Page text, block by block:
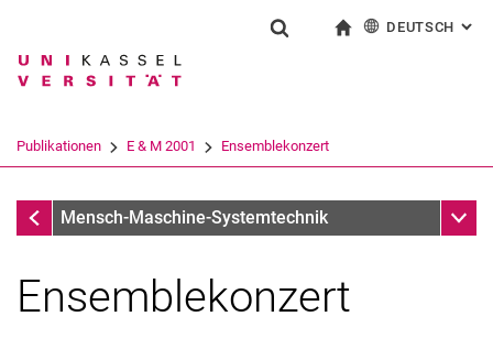
Springe direkt zu: Inhalt
Springe direkt zu: Suche
Springe direkt zu:
Suchbegriff
Suchen (öffnet externen Link in einem
DEUTSCH :
Publikationen E & M 2001 Ensemblekonzert
E & M 2001
Mensch-Maschine-Systemtechnik
Ensemblekonzert